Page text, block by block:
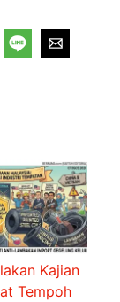
Kajian
Tempoh